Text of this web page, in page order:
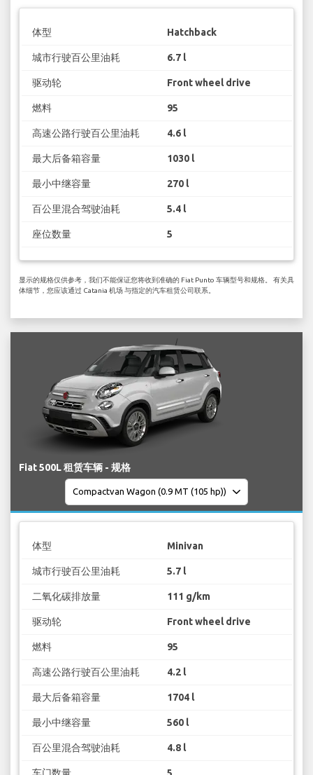
体型 Hatchback
城市行驶百公里油耗 6.7 l
驱动轮 Front wheel drive
燃料 95
高速公路行驶百公里油耗 4.6 l
最大后备箱容量 1030 l
最小中继容量 270 l
百公里混合驾驶油耗 5.4 l
座位数量 5
显示的规格仅供参考，我们不能保证您将收到准确的 Fiat Punto 车辆型号和规格。 有关具
体细节，您应该通过 Catania 机场 与指定的汽车租赁公司联系。
Fiat 500L 租赁车辆 - 规格
体型 Minivan
城市行驶百公里油耗 5.7 l
二氧化碳排放量 111 g/km
驱动轮 Front wheel drive
燃料 95
高速公路行驶百公里油耗 4.2 l
最大后备箱容量 1704 l
最小中继容量 560 l
百公里混合驾驶油耗 4.8 l